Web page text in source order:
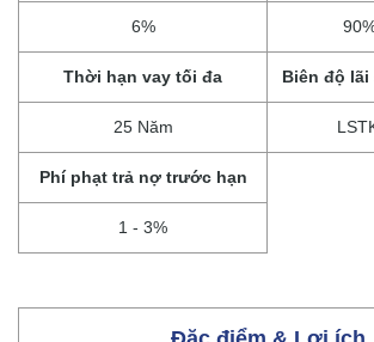
6%
Thời hạn vay tối đa
25 Năm
Biên độ
Phí phạt trả nợ trước hạn
1 - 3%